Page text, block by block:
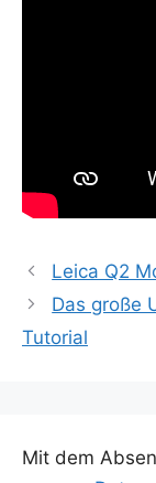
Leica Q2
Das große
Tutorial
Mit dem